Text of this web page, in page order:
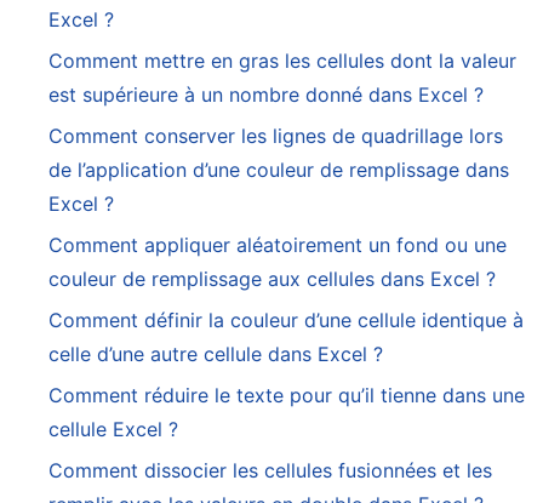
Excel ?
Comment mettre en gras les cellules dont la valeur
est supérieure à un nombre donné dans Excel ?
Comment conserver les lignes de quadrillage lors
de l’application d’une couleur de remplissage dans
Excel ?
Comment appliquer aléatoirement un fond ou une
couleur de remplissage aux cellules dans Excel ?
Comment définir la couleur d’une cellule identique à
celle d’une autre cellule dans Excel ?
Comment réduire le texte pour qu’il tienne dans une
cellule Excel ?
Comment dissocier les cellules fusionnées et les